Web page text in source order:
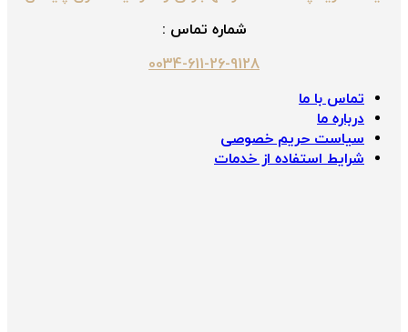
شماره تماس :
0034-611-26-9128
تماس با ما
درباره ما
سیاست حریم خصوصی
شرایط استفاده از خدمات